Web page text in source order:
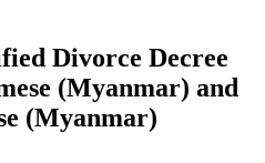
Divorce Decree
(Myanmar) and
(Myanmar)